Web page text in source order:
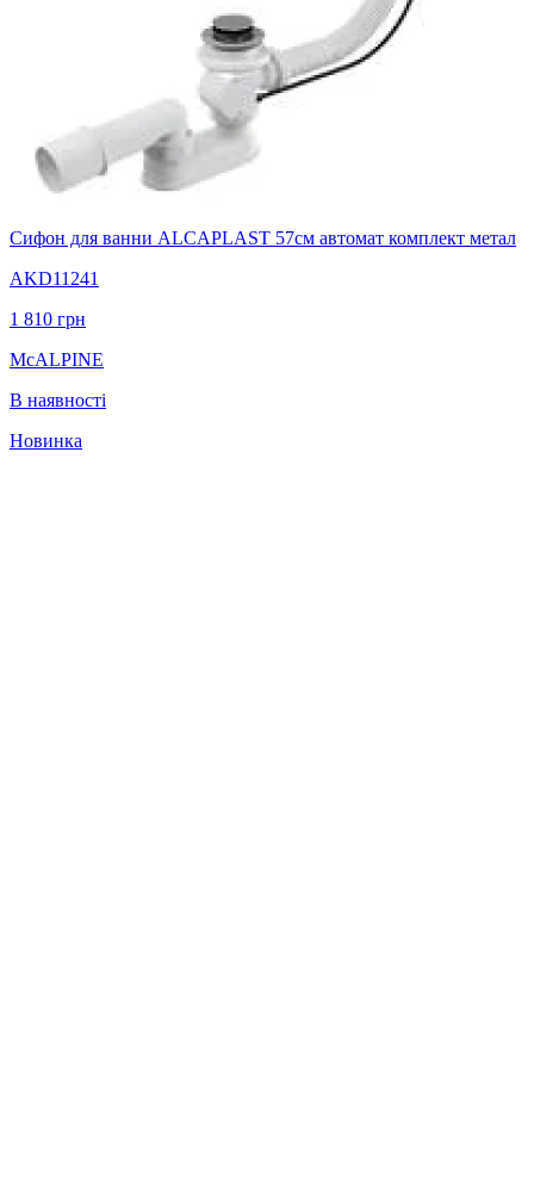
Сифон для ванни ALCAPLAST 57см автомат комплект метал
AKD11241
1 810 грн
McALPINE
В наявності
Новинка